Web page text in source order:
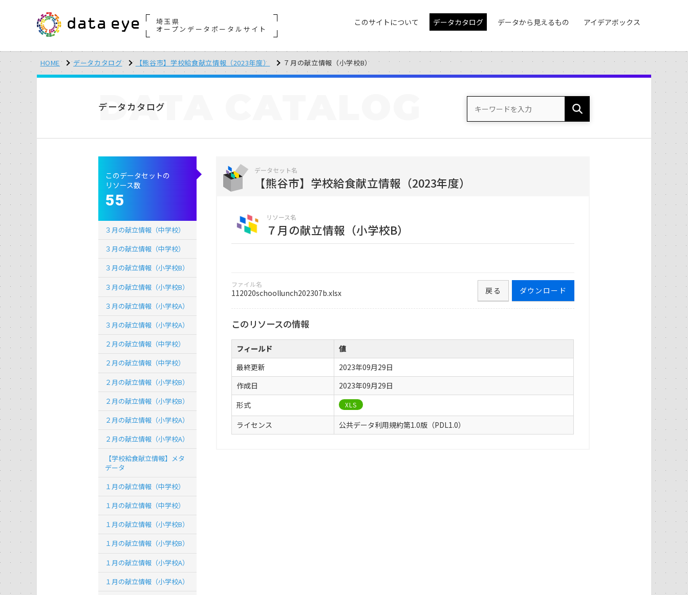
埼玉県
オープンデータポータルサイト
このサイトについて データカタログ データから見えるもの アイデアボックス
HOME データカタログ 【熊谷市】学校給食献立情報（2023年度） ７月の献立情報（小学校B）
データカタログ
DATA
データセット名
【熊谷市】学校給食献立情報（2023年度）
リソース名
７月の献立情報（小学校B）
ファイル名
112020schoollunch202307b.xlsx ダウンロード
戻る
このリソースの情報
フィールド
値
最終更新
2023年09月29日
作成日
2023年09月29日
形式
XLS
ライセンス 公共データ利用規約第1.0版（PDL1.0）
このデータセットの
リソース数
55
３月の献立情報（中学校）
３月の献立情報（中学校）
３月の献立情報（小学校B）
３月の献立情報（小学校B）
３月の献立情報（小学校A）
３月の献立情報（小学校A）
２月の献立情報（中学校）
２月の献立情報（中学校）
２月の献立情報（小学校B）
２月の献立情報（小学校B）
２月の献立情報（小学校A）
２月の献立情報（小学校A）
【学校給食献立情報】メタ
データ
１月の献立情報（中学校）
１月の献立情報（中学校）
１月の献立情報（小学校B）
１月の献立情報（小学校B）
１月の献立情報（小学校A）
１月の献立情報（小学校A）